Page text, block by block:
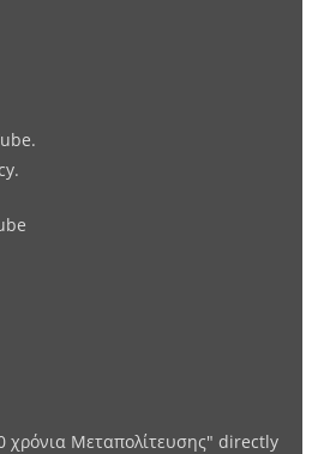
.
χρόνια Μεταπολίτευσης" directly